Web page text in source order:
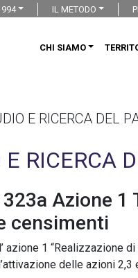
IL METODO
CHI SIAMO
E RICERCA DEL
E RICERCA
323a Azione
censimenti
azione 1 “Realizzazione
delle azioni 2,3